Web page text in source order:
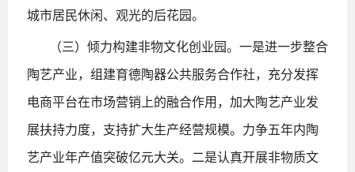
城市居民休闲、观光的后花园。
（三）倾力构建非物文化创业园。一是进一步整合
陶艺产业，组建育德陶器公共服务合作社，充分发挥
电商平台在市场营销上的融合作用，加大陶艺产业发
展扶持力度，支持扩大生产经营规模。力争五年内陶
艺产业年产值突破亿元大关。二是认真开展非物质文